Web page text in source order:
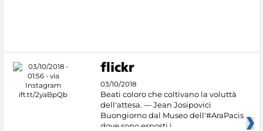
03/10/2018
Beati coloro che coltivano la voluttà
dell'attesa. — Jean Josipovici
Buongiorno dal Museo dell'#AraPacis
dove sono esposti i